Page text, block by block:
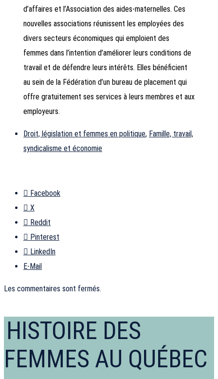
d’affaires et l’Association des aides-maternelles. Ces
nouvelles associations réunissent les employées des
divers secteurs économiques qui emploient des
femmes dans l’intention d’améliorer leurs conditions de
travail et de défendre leurs intérêts. Elles bénéficient
au sein de la Fédération d’un bureau de placement qui
offre gratuitement ses services à leurs membres et aux
employeurs.
Droit, législation et femmes en politique, Famille, travail,
syndicalisme et économie
Facebook
X
Reddit
Pinterest
LinkedIn
E-Mail
Les commentaires sont fermés.
HISTOIRE DES
FEMMES AU QUÉBEC